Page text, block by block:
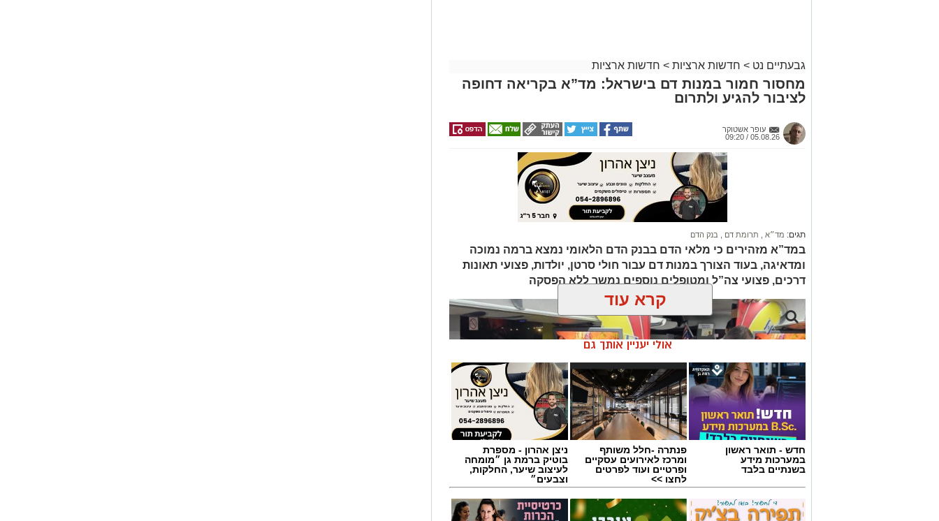
גבעתיים נט > חדשות ארציות > חדשות ארציות
מחסור חמור במנות דם בישראל: מד”א בקריאה דחופה
לציבור להגיע ולתרום
עופר אשטוקר
05.08.26 / 09:20
תגים: מד״א תרומת דם בנק הדם
במד”א מזהירים כי מלאי הדם בבנק הדם הלאומי נמצא ברמה נמוכה
ומדאיגה, בעוד הצורך במנות דם עבור חולי סרטן, יולדות, פצועי תאונות
דרכים, פצועי צה”ל ומטופלים נוספים נמשך ללא הפסקה
קרא עוד
אולי יעניין אותך גם
חדש - תואר ראשון
במערכות מידע
בשנתיים בלבד
פנתרה -חלל משותף
ומרכז לאירועים עסקיים
ופרטיים ועוד לפרטים
לחצו >>
ניצן אהרון - מספרת
בוטיק ברמת גן ״מומחה
לעיצוב שיער, החלקות,
וצבעים״